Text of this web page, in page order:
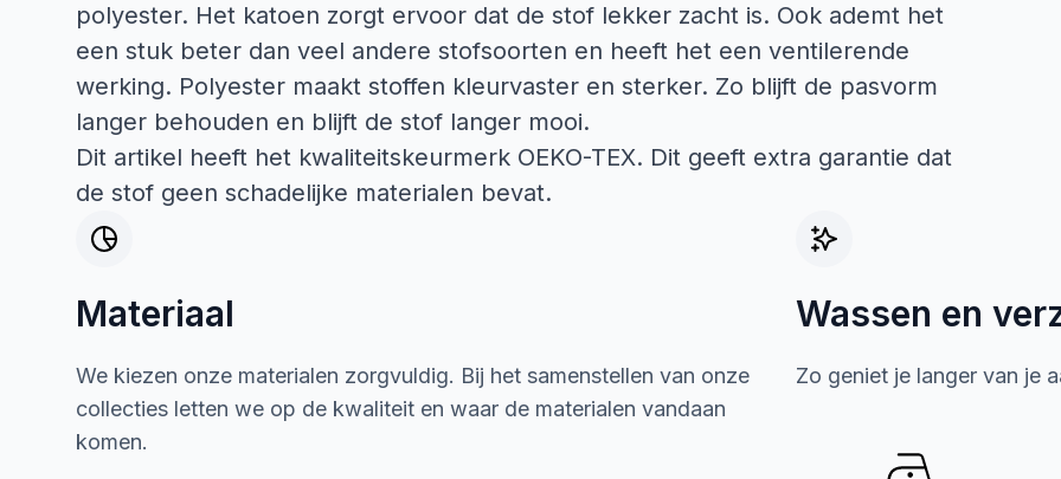
polyester. Het katoen zorgt ervoor dat de stof lekker zacht is. Ook ademt het
een stuk beter dan veel andere stofsoorten en heeft het een ventilerende
werking. Polyester maakt stoffen kleurvaster en sterker. Zo blijft de pasvorm
langer behouden en blijft de stof langer mooi.
Dit artikel heeft het kwaliteitskeurmerk OEKO-TEX. Dit geeft extra garantie dat
de stof geen schadelijke materialen bevat.
Materiaal
We kiezen onze materialen zorgvuldig. Bij het samenstellen van onze
collecties letten we op de kwaliteit en waar de materialen vandaan
komen.
Wassen en
Zo geniet je langer van je